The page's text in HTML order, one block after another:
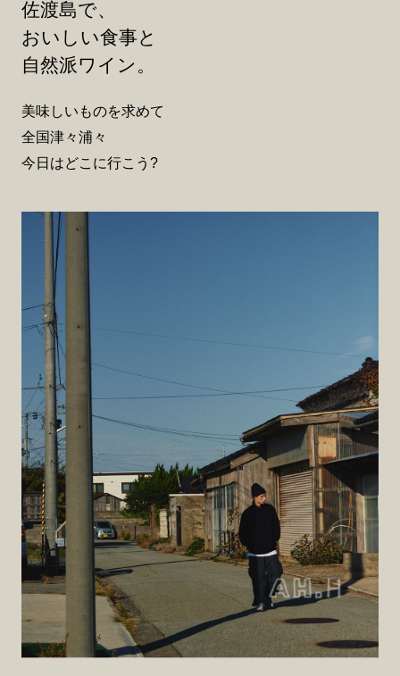
佐渡島で、
おいしい食事と
自然派ワイン。
美味しいものを求めて
全国津々浦々
今日はどこに行こう?